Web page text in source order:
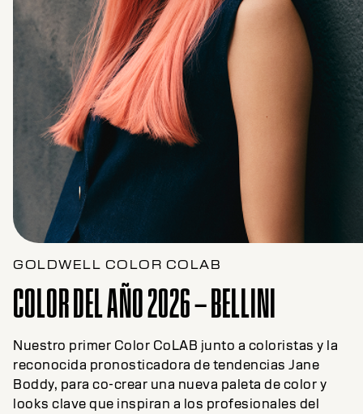
GOLDWELL COLOR COLAB
COLOR DEL AÑO 2026 – BELLINI
Nuestro primer Color CoLAB junto a coloristas y la
reconocida pronosticadora de tendencias Jane
Boddy, para co-crear una nueva paleta de color y
looks clave que inspiran a los profesionales del